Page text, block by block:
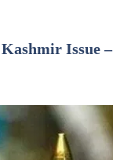
Issue –